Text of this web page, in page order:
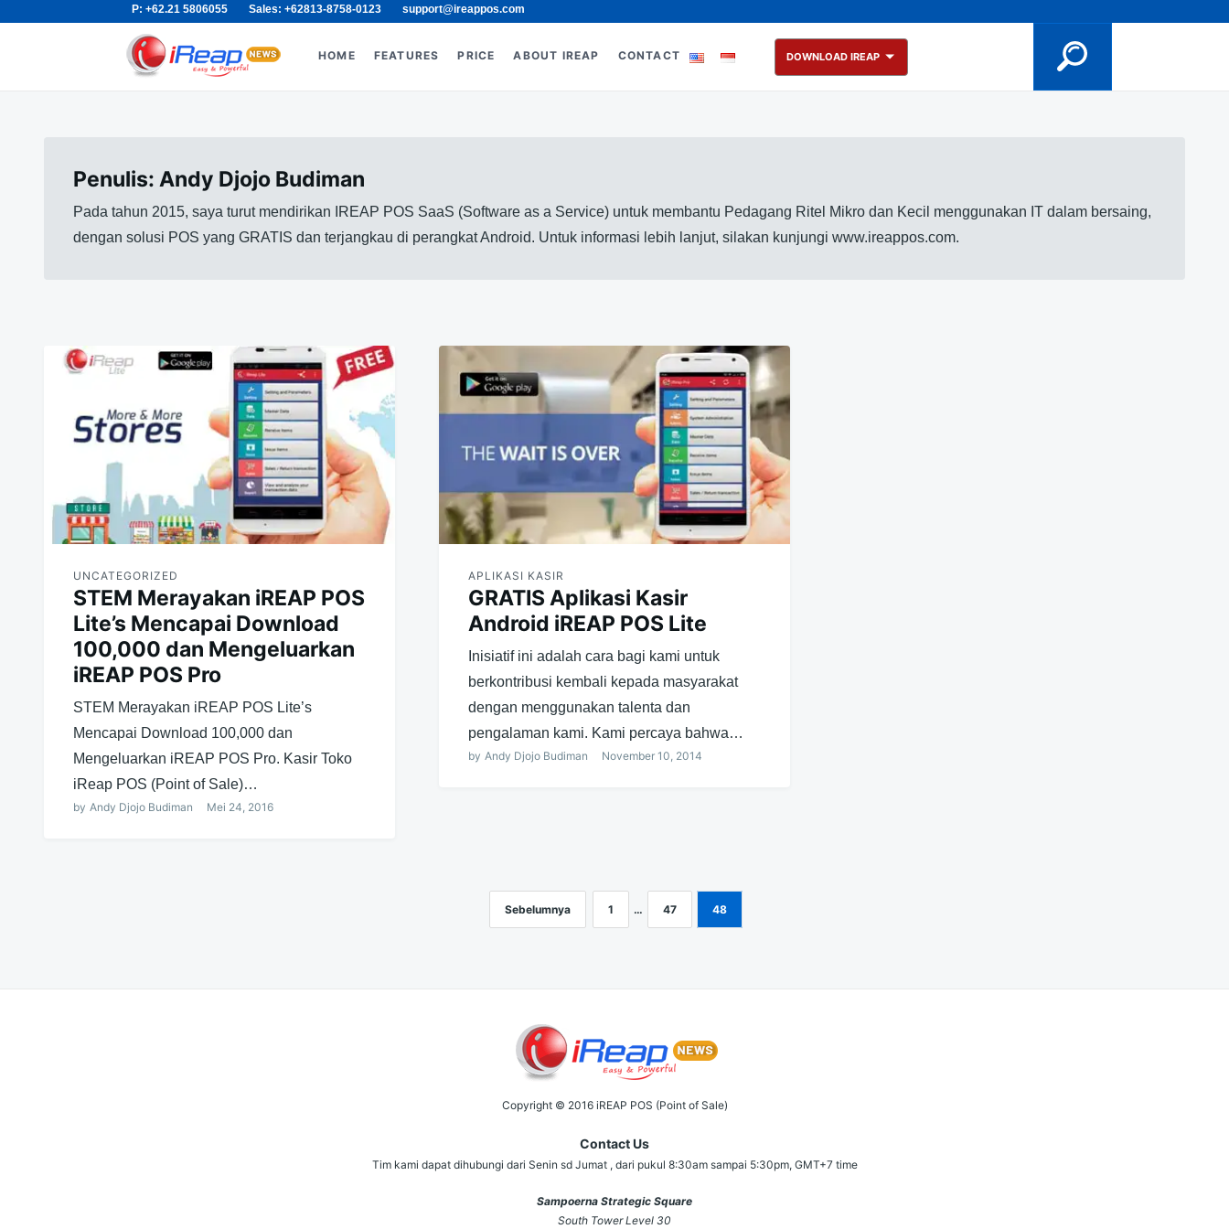
P: +62.21 5806055 Sales: +62813-8758-0123 support@ireappos.com
Search
HOME FEATURES PRICE ABOUT IREAP CONTACT DOWNLOAD IREAP
Penulis: Andy Djojo Budiman
Pada tahun 2015, saya turut mendirikan IREAP POS SaaS (Software as a Service) untuk membantu Pedagang Ritel Mikro dan Kecil menggunakan IT dalam bersaing,
dengan solusi POS yang GRATIS dan terjangkau di perangkat Android. Untuk informasi lebih lanjut, silakan kunjungi www.ireappos.com.
UNCATEGORIZED
STEM Merayakan iREAP POS
Lite’s Mencapai Download
100,000 dan Mengeluarkan
iREAP POS Pro
STEM Merayakan iREAP POS Lite’s
Mencapai Download 100,000 dan
Mengeluarkan iREAP POS Pro. Kasir Toko
iReap POS (Point of Sale)…
by Andy Djojo Budiman Mei 24, 2016
APLIKASI KASIR
GRATIS Aplikasi Kasir
Android iREAP POS Lite
Inisiatif ini adalah cara bagi kami untuk
berkontribusi kembali kepada masyarakat
dengan menggunakan talenta dan
pengalaman kami. Kami percaya bahwa…
by Andy Djojo Budiman November 10, 2014
Sebelumnya 1 … 47 48
Copyright © 2016 iREAP POS (Point of Sale)
Contact Us
Tim kami dapat dihubungi dari Senin sd Jumat , dari pukul 8:30am sampai 5:30pm, GMT+7 time
Sampoerna Strategic Square
South Tower Level 30